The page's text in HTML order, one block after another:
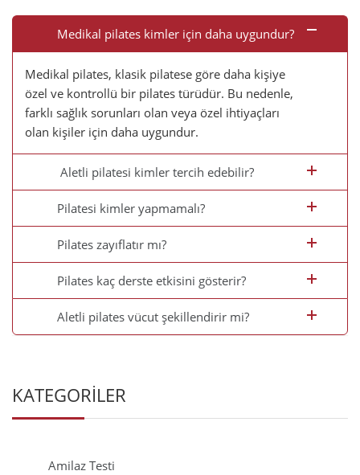
Medikal pilates kimler için daha uygundur?
Medikal pilates, klasik pilatese göre daha kişiye
özel ve kontrollü bir pilates türüdür. Bu nedenle,
farklı sağlık sorunları olan veya özel ihtiyaçları
olan kişiler için daha uygundur.
Aletli pilatesi kimler tercih edebilir?
Pilatesi kimler yapmamalı?
Pilates zayıflatır mı?
Pilates kaç derste etkisini gösterir?
Aletli pilates vücut şekillendirir mi?
KATEGORİLER
Amilaz Testi